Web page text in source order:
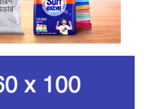
কার্বন কারখানার ধোঁয়ায় ক্ষতির
মুখে কৃষি ও পরিবেশ
ইরানের সর্বোচ্চ ধর্মীয় নেতা
খামেনি নিহত